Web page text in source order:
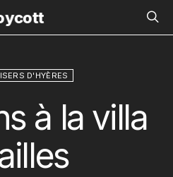
D'HYÈRES
à la villa